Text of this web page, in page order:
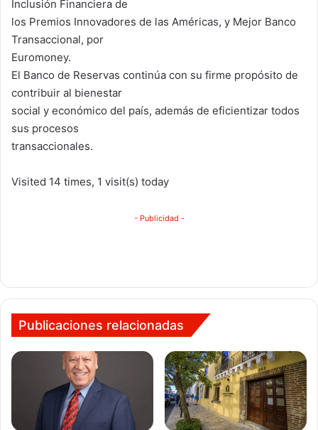
Inclusión Financiera de
los Premios Innovadores de las Américas, y Mejor Banco
Transaccional, por
Euromoney.
El Banco de Reservas continúa con su firme propósito de
contribuir al bienestar
social y económico del país, además de eficientizar todos
sus procesos
transaccionales.
Visited 14 times, 1 visit(s) today
- Publicidad -
Publicaciones relacionadas